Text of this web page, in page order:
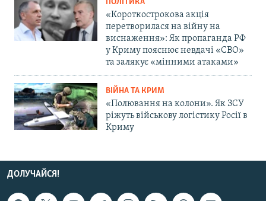
ПОЛІТИКА
«Короткострокова акція
перетворилася на війну на
виснаження»: Як пропаганда РФ
у Криму пояснює невдачі «СВО»
та залякує «мінними атаками»
ВІЙНА ТА КРИМ
«Полювання на колони». Як ЗСУ
ріжуть військову логістику Росії в
Криму
ДОЛУЧАЙСЯ!